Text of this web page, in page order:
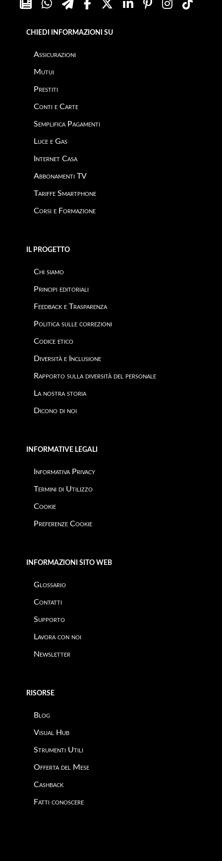
CHIEDI INFORMAZIONI SU
Assicurazioni
Mutui
Prestiti
Conti e Carte
Semplifica Pagamenti
Luce e Gas
Internet Casa
Abbonamenti TV
Tariffe Smartphone
Corsi e Formazione
IL PROGETTO
Chi siamo
Principi editoriali
Feedback e Trasparenza
Politica sulle correzioni
Codice etico
Diversità e Inclusione
Rapporto sulla diversità del personale
La nostra storia
Dicono di noi
INFORMATIVE LEGALI
Informativa Privacy
Termini di Utilizzo
Cookie
Preferenze Cookie
INFORMAZIONI SITO WEB
Glossario
Contatti
Supporto
Lavora con noi
Newsletter
RISORSE
Blog
Visual Hub
Strumenti Utili
Offerta del Mese
Cashback
Fatti conoscere